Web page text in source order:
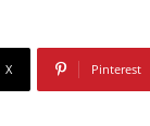
X Pinterest